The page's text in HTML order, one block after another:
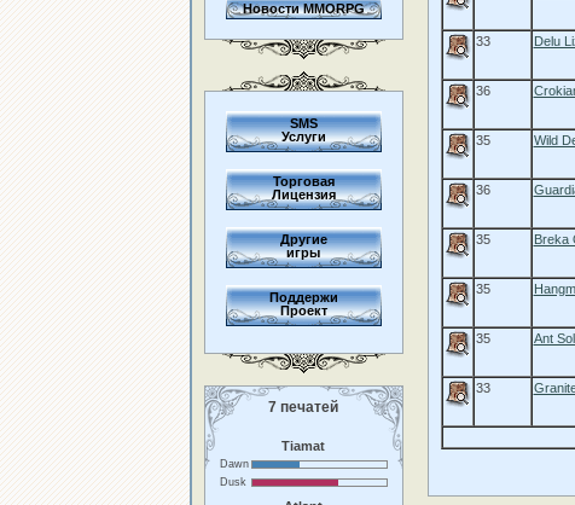
Новости MMORPG
SMS
Услуги
Торговая
Лицензия
Другие
игры
Поддержи
Проект
7 печатей
Tiamat
Dawn
Dusk
33 Delu
36
35 Wild
36
35 Breka
35
35 Ant
33